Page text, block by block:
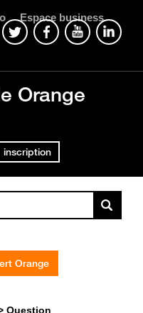
Espace business
Orange
inscription
Orange
Question